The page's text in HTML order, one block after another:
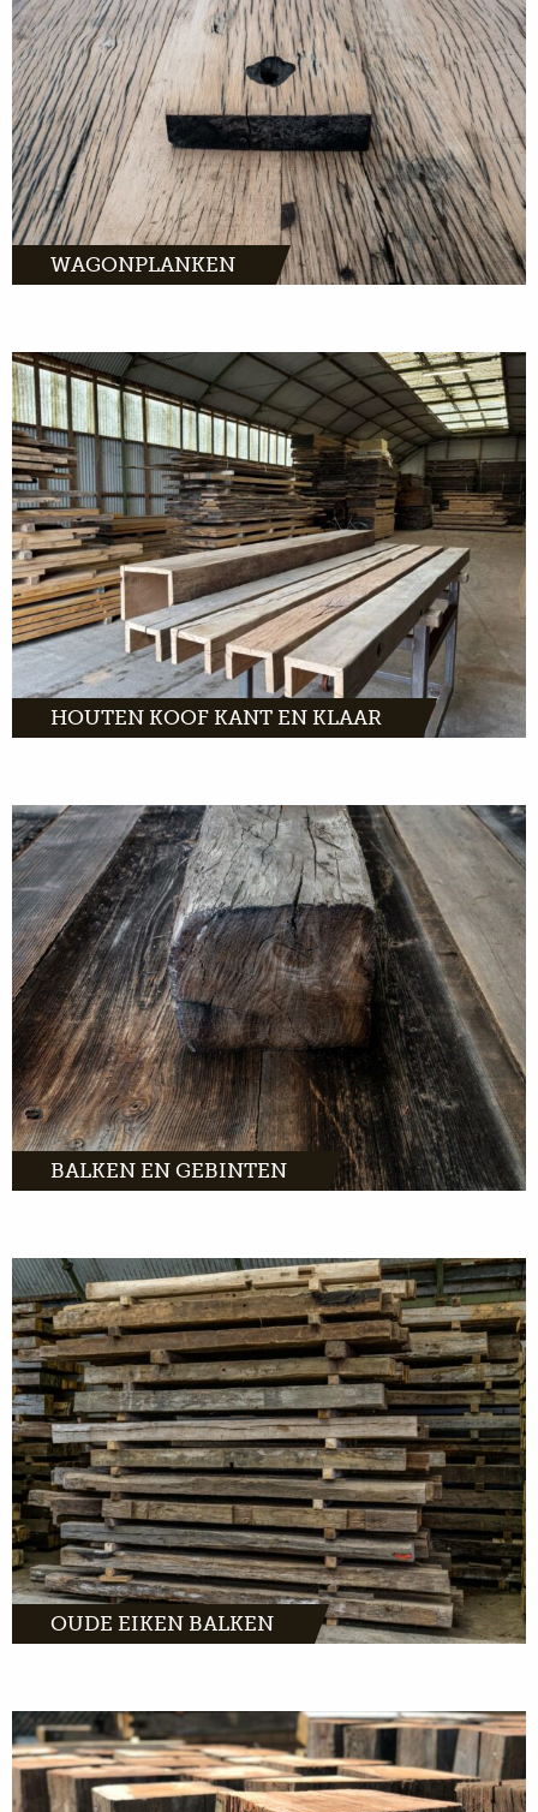
en authentieke uitstraling dat past bij ieder
interieur.
MEER INFO
WAGONPLANKEN
MEER INFO
HOUTEN KOOF KANT EN KLAAR
Door heel Europa zijn wij op zoek naar oude
balken en gebinten. Wij willen dit hout een
nieuw leven geven.
MEER INFO
BALKEN EN GEBINTEN
Oude eiken balken vullen direct de ruimte
met karakter. Op zoek naar de mooiste balk
voor binnen of buiten? Bekijk onze unieke
collectie.
MEER INFO
OUDE EIKEN BALKEN